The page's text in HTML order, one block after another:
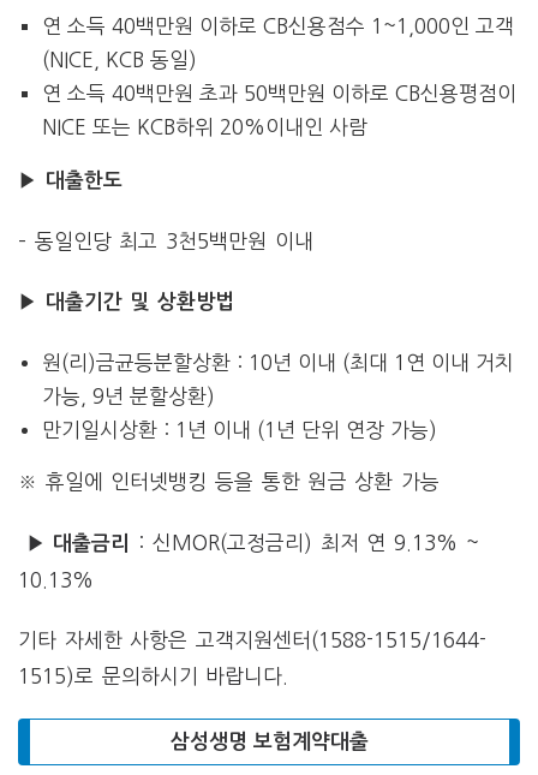
연 소득 40백만원 이하로 CB신용점수 1~1,000인 고객
(NICE, KCB 동일)
연 소득 40백만원 초과 50백만원 이하로 CB신용평점이
NICE 또는 KCB하위 20%이내인 사람
▶ 대출한도
– 동일인당 최고 3천5백만원 이내
▶ 대출기간 및 상환방법
원(리)금균등분할상환 : 10년 이내 (최대 1연 이내 거치
가능, 9년 분할상환)
만기일시상환 : 1년 이내 (1년 단위 연장 가능)
※ 휴일에 인터넷뱅킹 등을 통한 원금 상환 가능
▶ 대출금리
: 신MOR(고정금리) 최저 연 9.13% ~
10.13%
기타 자세한 사항은 고객지원센터(1588-1515/1644-
1515)로 문의하시기 바랍니다.
삼성생명 보험계약대출